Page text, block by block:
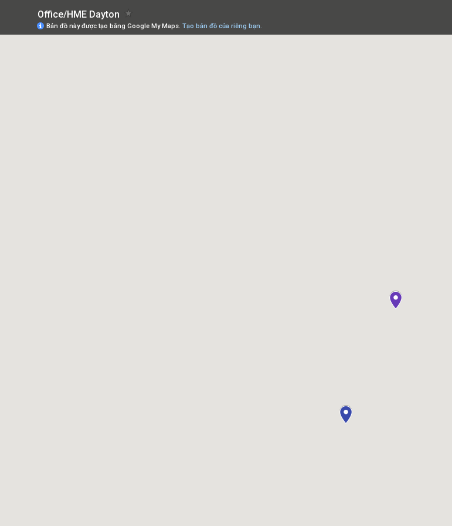
Office/HME Dayton
Bản đồ này được tạo bằng Google My Maps. Tạo bản đồ của riêng bạn.